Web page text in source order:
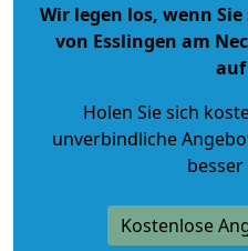
Wir legen los, wenn
von Esslingen am
auf
Holen Sie sich
unverbindliche
Kostenlose